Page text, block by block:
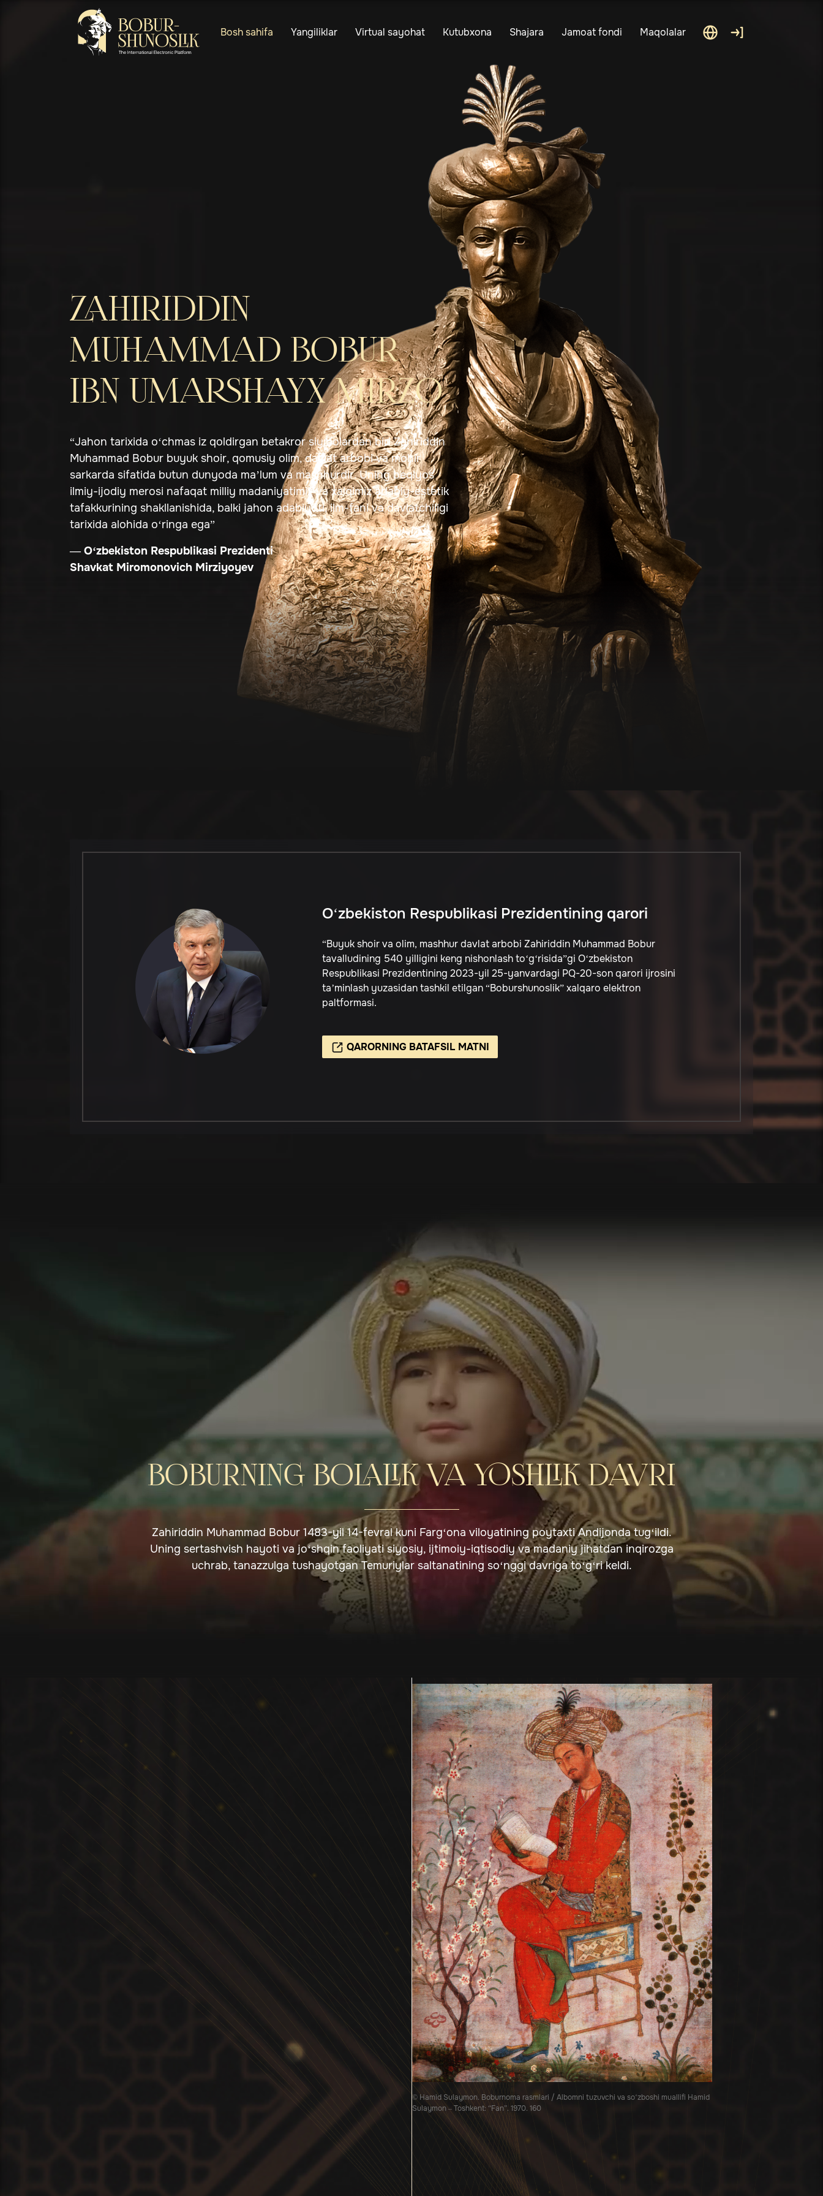
Bosh sahifa Yangiliklar Virtual sayohat Kutubxona Shajara Jamoat fondi Maqolalar
ZAHIRIDDIN
MUHAMMAD BOBUR
IBN UMARSHAYX MIRZO
“Jahon tarixida o‘chmas iz qoldirgan betakror siymolardan biri Zahiriddin
Muhammad Bobur buyuk shoir, qomusiy olim, davlat arbobi va mohir
sarkarda sifatida butun dunyoda ma’lum va mashhurdir. Uning beqiyos
ilmiy-ijodiy merosi nafaqat milliy madaniyatimiz va xalqimiz adabiy-estetik
tafakkurining shakllanishida, balki jahon adabiyoti, ilm-fani va davlatchiligi
tarixida alohida o‘ringa ega”
— O‘zbekiston Respublikasi Prezidenti
Shavkat Miromonovich Mirziyoyev
O‘zbekiston Respublikasi Prezidentining qarori
“Buyuk shoir va olim, mashhur davlat arbobi Zahiriddin Muhammad Bobur
tavalludining 540 yilligini keng nishonlash to‘g‘risida”gi O‘zbekiston
Respublikasi Prezidentining 2023-yil 25-yanvardagi PQ-20-son qarori ijrosini
ta’minlash yuzasidan tashkil etilgan “Boburshunoslik” xalqaro elektron
paltformasi.
QARORNING BATAFSIL MATNI
BOBURNING BOLALIK VA YOSHLIK DAVRI
Zahiriddin Muhammad Bobur 1483-yil 14-fevral kuni Farg‘ona viloyatining poytaxti Andijonda tug‘ildi.
Uning sertashvish hayoti va jo‘shqin faoliyati siyosiy, ijtimoiy-iqtisodiy va madaniy jihatdan inqirozga
uchrab, tanazzulga tushayotgan Temuriylar saltanatining so‘nggi davriga to‘g‘ri keldi.
© Hamid Sulaymon. Boburnoma rasmlari / Albomni tuzuvchi va so‘zboshi muallifi Hamid
Sulaymon – Toshkent: “Fan”. 1970. 160